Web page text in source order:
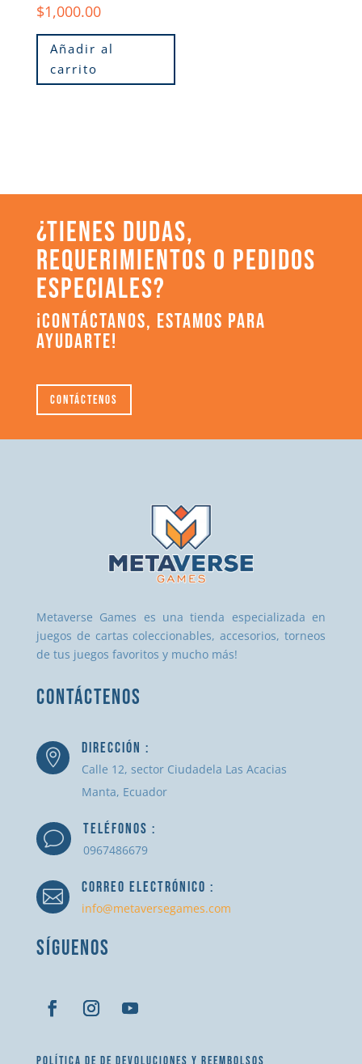
$1,000.00
Añadir al
carrito
¿TIENES DUDAS,
REQUERIMIENTOS O PEDIDOS
ESPECIALES?
¡CONTÁCTANOS, ESTAMOS PARA
AYUDARTE!
Contáctenos
Metaverse Games es una tienda especializada en
juegos de cartas coleccionables, accesorios, torneos
de tus juegos favoritos y mucho más!
CONTÁCTENOS
 DIRECCIÓN :
Calle 12, sector Ciudadela Las Acacias
Manta, Ecuador
v TELÉFONOS :
0967486679
 CORREO ELECTRÓNICO :
info@metaversegames.com
SÍGUENOS